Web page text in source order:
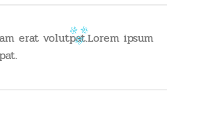
erat volutpat.Lorem ipsum